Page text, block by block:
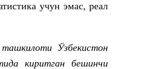
учун эмас, реал
Ўзбекистон
киритган бешинчи